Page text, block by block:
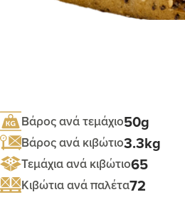
Βάρος ανά τεμάχιο50g
Βάρος ανά κιβώτιο3.3kg
Τεμάχια ανά κιβώτιο65
Κιβώτια ανά παλέτα72